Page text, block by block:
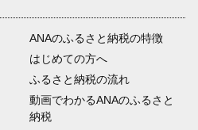
ANAのふるさと納税の特徴
はじめての方へ
ふるさと納税の流れ
動画でわかるANAのふるさと
納税